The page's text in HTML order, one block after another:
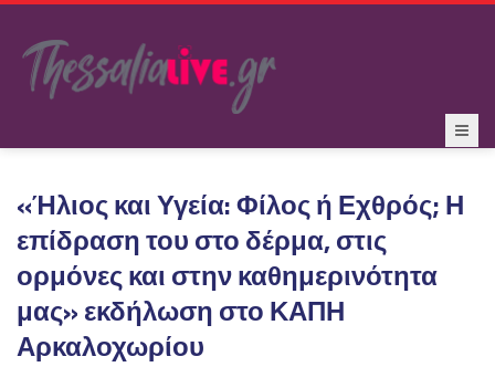
«Ήλιος και Υγεία: Φίλος ή Εχθρός; Η
επίδραση του στο δέρμα, στις
ορμόνες και στην καθημερινότητα
μας» εκδήλωση στο ΚΑΠΗ
Αρκαλοχωρίου